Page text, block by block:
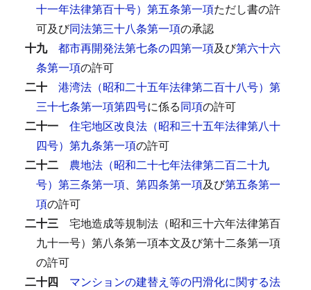
十一年法律第百十号）第五条第一項ただし書の許
可及び同法第三十八条第一項の承認
十九 都市再開発法第七条の四第一項及び第六十六
条第一項の許可
二十 港湾法（昭和二十五年法律第二百十八号）第
三十七条第一項第四号に係る同項の許可
二十一 住宅地区改良法（昭和三十五年法律第八十
四号）第九条第一項の許可
二十二 農地法（昭和二十七年法律第二百二十九
号）第三条第一項、 第四条第一項及び第五条第一
項の許可
二十三 宅地造成等規制法（昭和三十六年法律第百
九十一号）第八条第一項本文及び第十二条第一項
の許可
二十四 マンションの建替え等の円滑化に関する法